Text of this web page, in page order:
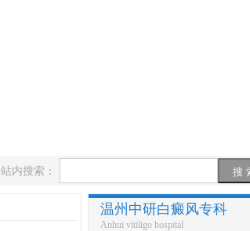
站内搜索：
温州中研白癜风专科
Anhui vitiligo hospital